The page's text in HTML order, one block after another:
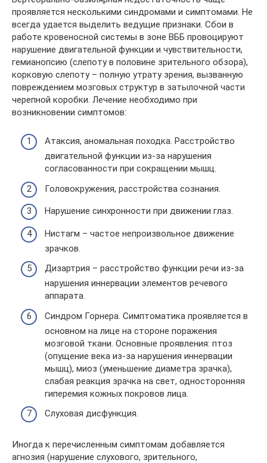
проявляется несколькими синдромами и симптомами. Не
всегда удается выделить ведущие признаки. Сбои в
работе кровеносной системы в зоне ВББ провоцируют
нарушение двигательной функции и чувствительности,
гемианопсию (слепоту в половине зрительного обзора),
корковую слепоту – полную утрату зрения, вызванную
повреждением мозговых структур в затылочной части
черепной коробки. Лечение необходимо при
возникновении симптомов:
Атаксия, аномальная походка. Расстройство
двигательной функции из-за нарушения
согласованности при сокращении мышц.
Головокружения, расстройства сознания.
Нарушение синхронности при движении глаз.
Нистагм – частое непроизвольное движение
зрачков.
Дизартрия – расстройство функции речи из-за
нарушения иннервации элементов речевого
аппарата.
Синдром Горнера. Симптоматика проявляется в
основном на лице на стороне поражения
мозговой ткани. Основные проявления: птоз
(опущение века из-за нарушения иннервации
мышц), миоз (уменьшение диаметра зрачка),
слабая реакция зрачка на свет, односторонняя
гиперемия кожных покровов лица.
Слуховая дисфункция.
Иногда к перечисленным симптомам добавляется
агнозия (нарушение слухового, зрительного,